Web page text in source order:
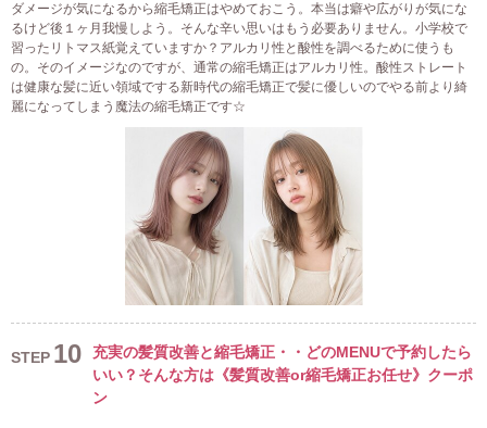
ダメージが気になるから縮毛矯正はやめておこう。本当は癖や広がりが気にな
るけど後１ヶ月我慢しよう。そんな辛い思いはもう必要ありません。小学校で
習ったリトマス紙覚えていますか？アルカリ性と酸性を調べるために使うも
の。そのイメージなのですが、通常の縮毛矯正はアルカリ性。酸性ストレート
は健康な髪に近い領域でする新時代の縮毛矯正で髪に優しいのでやる前より綺
麗になってしまう魔法の縮毛矯正です☆
STEP 10
充実の髪質改善と縮毛矯正・・どのMENUで予約したら
いい？そんな方は《髪質改善or縮毛矯正お任せ》クーポ
ン